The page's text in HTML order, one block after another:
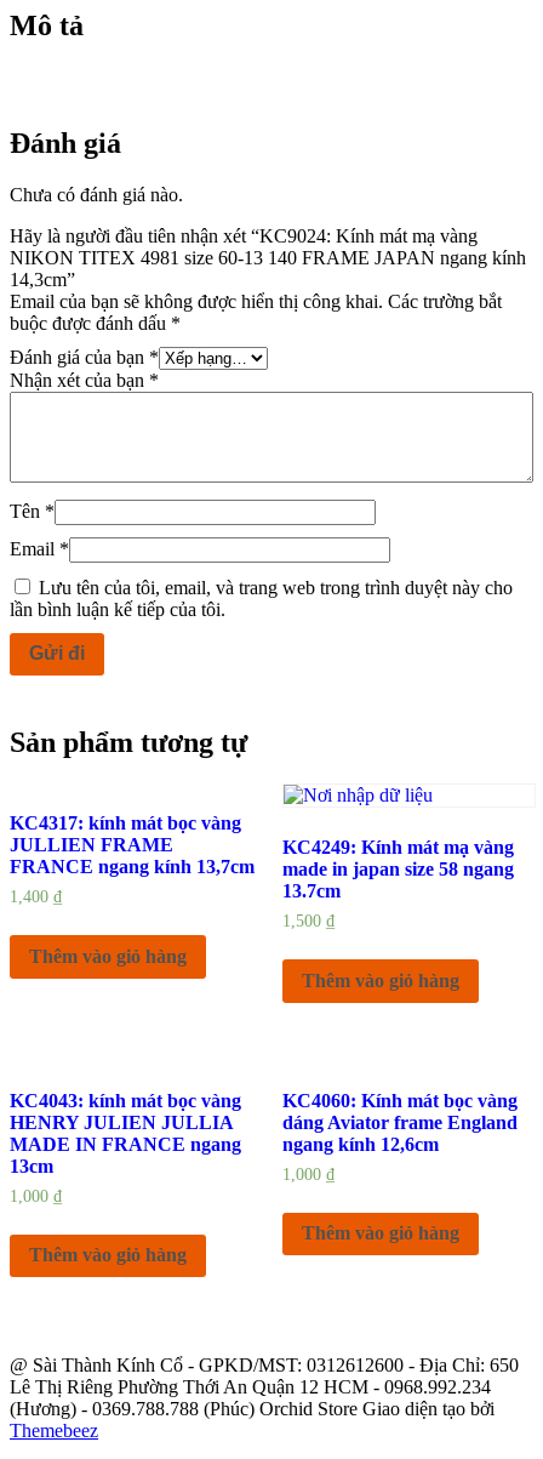
140
FRAME
14,3cm
số
Mô tả
Đánh giá
Chưa có đánh giá nào.
Hãy là người đầu tiên nhận xét “KC9024: Kính mát mạ vàng
NIKON TITEX 4981 size 60-13 140 FRAME JAPAN ngang kính
14,3cm”
Email của bạn sẽ không được hiển thị công khai. Các trường bắt
buộc được đánh dấu *
Đánh giá của bạn *
Nhận xét của bạn *
Tên *
Email *
Lưu tên của tôi, email, và trang web trong trình duyệt này cho
lần bình luận kế tiếp của tôi.
Sản phẩm tương tự
KC4317: kính mát bọc vàng
JULLIEN FRAME
FRANCE ngang kính 13,7cm
1,400 ₫
Thêm vào giỏ hàng
KC4249: Kính mát mạ vàng
made in japan size 58 ngang
13.7cm
1,500 ₫
Thêm vào giỏ hàng
KC4043: kính mát bọc vàng
HENRY JULIEN JULLIA
MADE IN FRANCE ngang
13cm
1,000 ₫
Thêm vào giỏ hàng
KC4060: Kính mát bọc vàng
dáng Aviator frame England
ngang kính 12,6cm
1,000 ₫
Thêm vào giỏ hàng
@ Sài Thành Kính Cổ - GPKD/MST: 0312612600 - Địa Chỉ: 650
Lê Thị Riêng Phường Thới An Quận 12 HCM - 0968.992.234
(Hương) - 0369.788.788 (Phúc) Orchid Store Giao diện tạo bởi
Themebeez